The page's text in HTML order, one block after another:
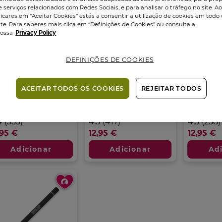
de Olhos à
de Água |...
(353)
€
Adicionar
Lápis de Olhos à
Prova de Água |...
Lápis 0 g
4.5 (417)
4.5
em
5
estrelas.
417
12,95 €
Adicionar
Lápis
Prova
Lápis
4.3 (258)
4.3
em
5
estrelas.
258
12,95 €
serviços relacionados com Redes Sociais, e para analisar o tráfego no site. Ao
em “Aceitar Cookies” estás a consentir a utilização de cookies em todo
Para saberes mais clica em “Definições de Cookies” ou consulta a
Privacy Policy
DEFINIÇÕES DE COOKIES
REJEITAR TODOS
ACEITAR TODOS OS COOKIES